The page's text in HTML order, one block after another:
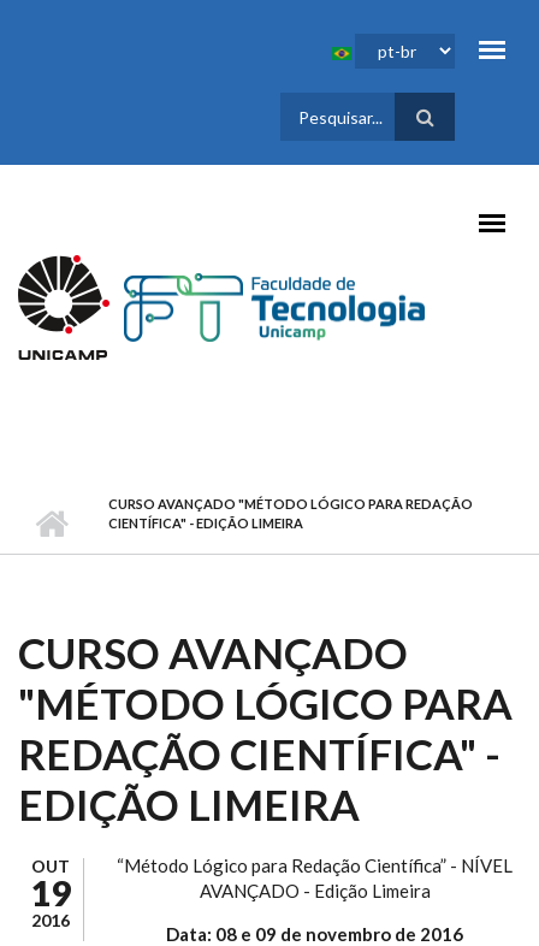
FORMULÁRIO
DE BUSCA
CURSO AVANÇADO "MÉTODO LÓGICO PARA REDAÇÃO
CIENTÍFICA" - EDIÇÃO LIMEIRA
CURSO AVANÇADO
"MÉTODO LÓGICO PARA
REDAÇÃO CIENTÍFICA" -
EDIÇÃO LIMEIRA
OUT
19
2016
“Método Lógico para Redação Científica” - NÍVEL
AVANÇADO - Edição Limeira
Data: 08 e 09 de novembro de 2016